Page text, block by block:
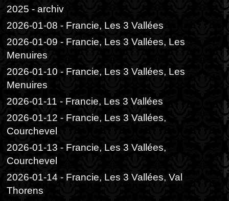
2025 - archiv
2026-01-08 - Francie, Les 3 Vallées
2026-01-09 - Francie, Les 3 Vallées, Les
Menuires
2026-01-10 - Francie, Les 3 Vallées, Les
Menuires
2026-01-11 - Francie, Les 3 Vallées
2026-01-12 - Francie, Les 3 Vallées,
Courchevel
2026-01-13 - Francie, Les 3 Vallées,
Courchevel
2026-01-14 - Francie, Les 3 Vallées, Val
Thorens